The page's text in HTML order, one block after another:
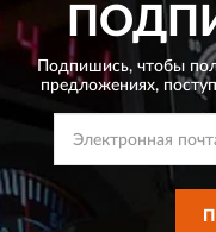
Подпишись, чтобы
предложениях,